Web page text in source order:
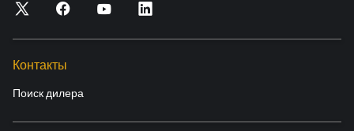
восстановление наклеек;
погрузчик снабжается руководством владельца и оператора;
вилочного подхвата и подъемных цепей;
Контакты
Поиск дилера